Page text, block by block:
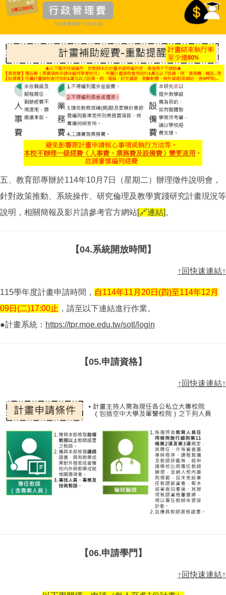
五、教育部專辦於114年10月7日（星期二）辦理徵件說明會，
針對政策推動、系統操作、研究倫理及教學實踐研究計畫現況等
說明，相關簡報及影片請參考官方網站[🔗連結] 。
【04.系統開放時間】
↑回快速連結↑
115學年度計畫申請時間， 自114年11月20日(四)至114年12月
09日(二)17:00止 ，請至以下連結進行作業。
●計畫系統： https://tpr.moe.edu.tw/sotl/login
【05.申請資格】
↑回快速連結↑
【06.申請學門】
↑回快速連結↑